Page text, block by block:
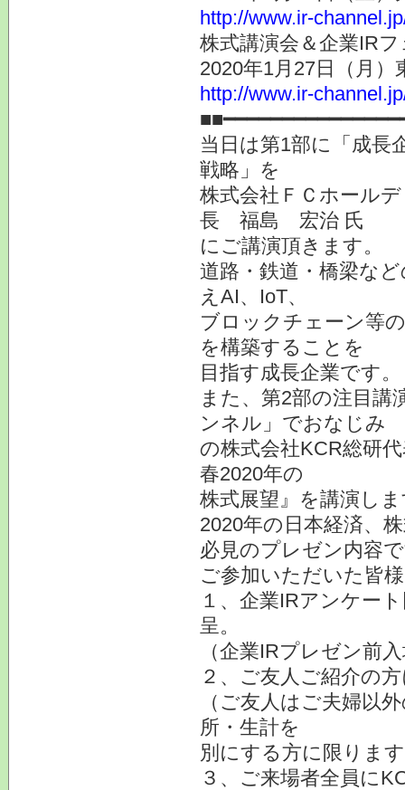
http://www.ir-
株式講演会＆企業IR
2020年1月27日（月
http://www.ir-
当日は第1部に「成長
戦略」を
株式会社ＦＣホール
長 福島 宏治 氏
にご講演頂きます。
道路・鉄道・橋梁な
えAI、IoT、
ブロックチェーン等
を構築することを
目指す成長企業です
また、第2部の注目
ンネル」でおなじみ
の株式会社KCR総研
春2020年の
株式展望』を講演し
2020年の日本経済、
必見のプレゼン内容
ご参加いただいた皆
１、企業IRアンケー
呈。
（企業IRプレゼン前
２、ご友人ご紹介の
（ご友人はご夫婦以
所・生計を
別にする方に限りま
３、ご来場者全員に